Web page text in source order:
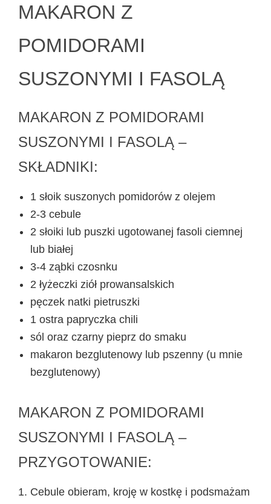
MAKARON Z
POMIDORAMI
SUSZONYMI I FASOLĄ
MAKARON Z POMIDORAMI
SUSZONYMI I FASOLĄ –
SKŁADNIKI:
1 słoik suszonych pomidorów z olejem
2-3 cebule
2 słoiki lub puszki ugotowanej fasoli ciemnej
lub białej
3-4 ząbki czosnku
2 łyżeczki ziół prowansalskich
pęczek natki pietruszki
1 ostra papryczka chili
sól oraz czarny pieprz do smaku
makaron bezglutenowy lub pszenny (u mnie
bezglutenowy)
MAKARON Z POMIDORAMI
SUSZONYMI I FASOLĄ –
PRZYGOTOWANIE:
Cebule obieram, kroję w kostkę i podsmażam